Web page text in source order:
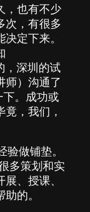
，也有不少
次，有很多
定下来。
，深圳的试
师）沟通了
。成功或
，我们，
做铺垫。
多策划和实
、授课、
的。